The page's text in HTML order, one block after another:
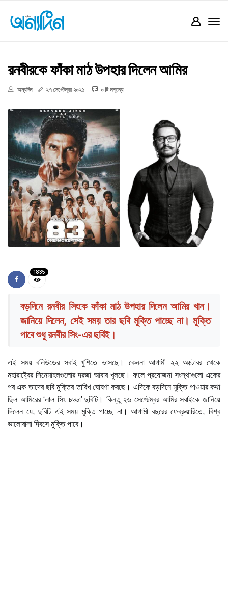
রনবীরকে ফাঁকা মাঠ উপহার দিলেন আমির
অন্যদিন ২৭ সেপ্টেম্বর ২০২১ ০ টি মন্তব্য
1835
বড়দিনে রনবীর সিংকে ফাঁকা মাঠ উপহার দিলেন আমির খান।
জানিয়ে দিলেন, সেই সময় তার ছবি মুক্তি পাচ্ছে না। মুক্তি
পাবে শুধু রনবীর সিং-এর ছবিই।
এই সময় বলিউডের সবাই খুশিতে ভাসছে। কেননা আগামী ২২ অক্টোবর থেকে
মহারাষ্ট্রের সিনেমাহলগুলোর দরজা আবার খুলছে। ফলে প্রযোজনা সংস্থাগুলো একের
পর এক তাদের ছবি মুক্তির তারিখ ঘোষণা করছে। এদিকে বড়দিনে মুক্তি পাওয়ার কথা
ছিল আমিরের ‘লাল সিং চড্ডা’ ছবিটি। কিন্তু ২৬ সেপ্টেম্বর আমির সবাইকে জানিয়ে
দিলেন যে, ছবিটি এই সময় মুক্তি পাচ্ছে না। আগামী বছরের ফেব্রুয়ারিতে, বিশ্ব
ভালোবাসা দিবসে মুক্তি পাবে।